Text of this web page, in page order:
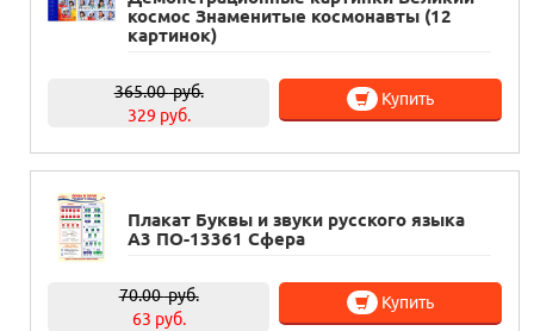
космос Знаменитые космонавты (12
картинок)
365.00руб.
329 руб.
Купить
Плакат Буквы и звуки русского языка
А3 ПО-13361 Сфера
70.00руб.
63 руб.
Купить